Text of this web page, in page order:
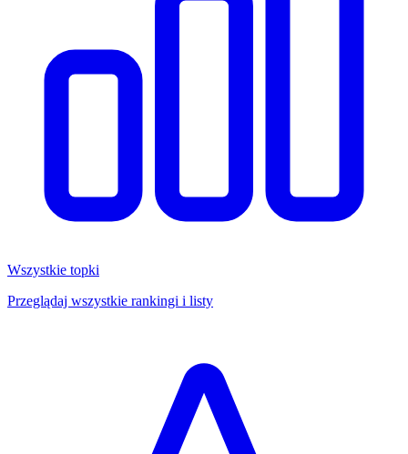
Wszystkie topki
Przeglądaj wszystkie rankingi i listy